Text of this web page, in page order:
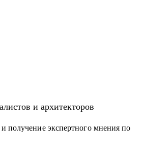
и архитекторов
получение экспертного мнения по